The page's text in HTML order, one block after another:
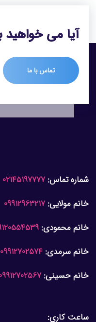
آیا می خواهید
تماس با ما
شماره تماس: 02145197777
خانم مولایی: 09912963217
خانم محمودی:
خانم سرمدی: 09912702574
خانم حسینی:
ساعت کاری: